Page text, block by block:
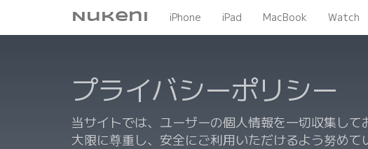
Nukeni iPhone iPad MacBook Watch
プライバシーポリシー
当サイトでは、ユーザーの個人情報を一切収集し
大限に尊重し、安全にご利用いただけるよう努めて